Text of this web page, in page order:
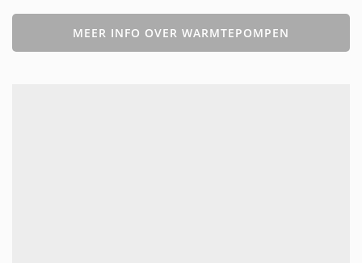
MEER INFO OVER WARMTEPOMPEN